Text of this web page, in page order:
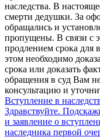
наследства. В
смерти дедушки. За
обращались и
пропущены. В связи с
продлением срока для
этом необходимо
срока или доказать
обращения в суд Вам
консультацию и
Вступление в
Здравствуйте.
и заявление о
наследника первой